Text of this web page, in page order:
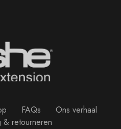
FAQs
Ons verhaal
& retourneren